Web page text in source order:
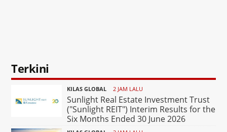
Terkini
KILAS GLOBAL 2 JAM LALU
Sunlight Real Estate Investment Trust
("Sunlight REIT") Interim Results for the
Six Months Ended 30 June 2026